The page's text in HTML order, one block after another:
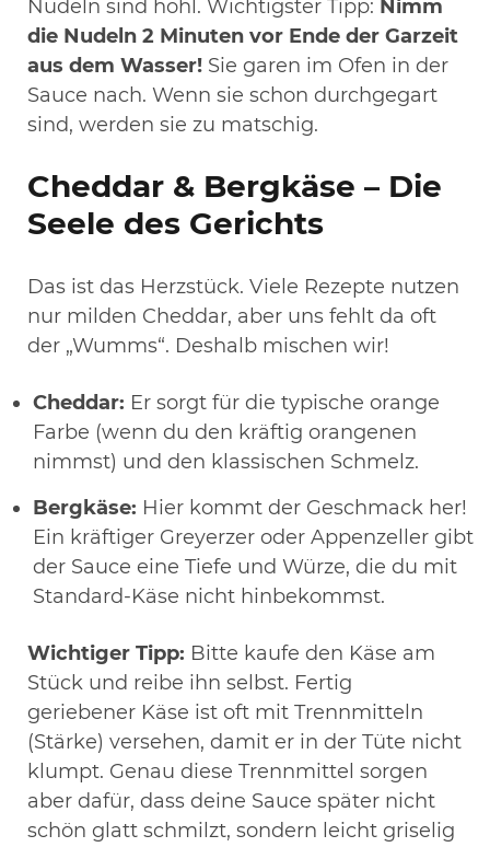
Nudeln sind hohl. Wichtigster Tipp: Nimm
die Nudeln 2 Minuten vor Ende der Garzeit
aus dem Wasser! Sie garen im Ofen in der
Sauce nach. Wenn sie schon durchgegart
sind, werden sie zu matschig.
Cheddar & Bergkäse – Die
Seele des Gerichts
Das ist das Herzstück. Viele Rezepte nutzen
nur milden Cheddar, aber uns fehlt da oft
der „Wumms“. Deshalb mischen wir!
Cheddar: Er sorgt für die typische orange
Farbe (wenn du den kräftig orangenen
nimmst) und den klassischen Schmelz.
Bergkäse: Hier kommt der Geschmack her!
Ein kräftiger Greyerzer oder Appenzeller gibt
der Sauce eine Tiefe und Würze, die du mit
Standard-Käse nicht hinbekommst.
Wichtiger Tipp: Bitte kaufe den Käse am
Stück und reibe ihn selbst. Fertig
geriebener Käse ist oft mit Trennmitteln
(Stärke) versehen, damit er in der Tüte nicht
klumpt. Genau diese Trennmittel sorgen
aber dafür, dass deine Sauce später nicht
schön glatt schmilzt, sondern leicht griselig